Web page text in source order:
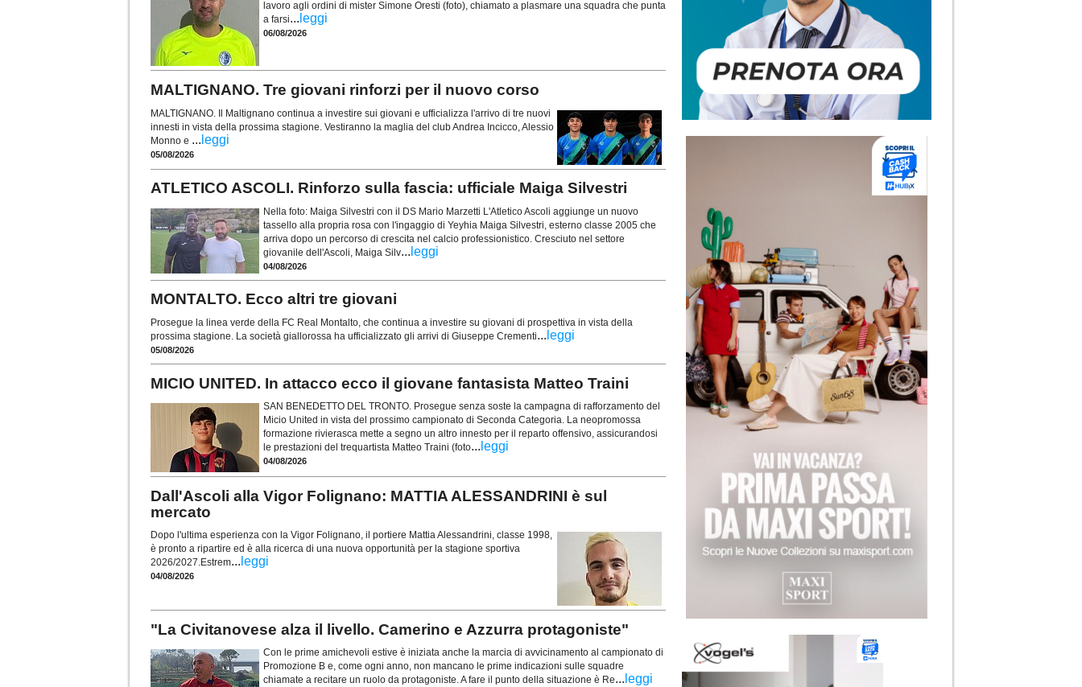
lavoro agli ordini di mister Simone Oresti (foto), chiamato a plasmare una squadra che punta
a farsi... leggi
06/08/2026
MALTIGNANO. Tre giovani rinforzi per il nuovo corso
MALTIGNANO. Il Maltignano continua a investire sui giovani e ufficializza l'arrivo di tre nuovi
innesti in vista della prossima stagione. Vestiranno la maglia del club Andrea Incicco, Alessio
Monno e ... leggi
05/08/2026
ATLETICO ASCOLI. Rinforzo sulla fascia: ufficiale Maiga Silvestri
Nella foto: Maiga Silvestri con il DS Mario Marzetti L'Atletico Ascoli aggiunge un nuovo
tassello alla propria rosa con l'ingaggio di Yeyhia Maiga Silvestri, esterno classe 2005 che
arriva dopo un percorso di crescita nel calcio professionistico. Cresciuto nel settore
giovanile dell'Ascoli, Maiga Silv... leggi
04/08/2026
MONTALTO. Ecco altri tre giovani
Prosegue la linea verde della FC Real Montalto, che continua a investire su giovani di prospettiva in vista della
prossima stagione. La società giallorossa ha ufficializzato gli arrivi di Giuseppe Crementi... leggi
05/08/2026
MICIO UNITED. In attacco ecco il giovane fantasista Matteo Traini
SAN BENEDETTO DEL TRONTO. Prosegue senza soste la campagna di rafforzamento del
Micio United in vista del prossimo campionato di Seconda Categoria. La neopromossa
formazione rivierasca mette a segno un altro innesto per il reparto offensivo, assicurandosi
le prestazioni del trequartista Matteo Traini (foto... leggi
04/08/2026
Dall'Ascoli alla Vigor Folignano: MATTIA ALESSANDRINI è sul
mercato
Dopo l'ultima esperienza con la Vigor Folignano, il portiere Mattia Alessandrini, classe 1998,
è pronto a ripartire ed è alla ricerca di una nuova opportunità per la stagione sportiva
2026/2027.Estrem... leggi
04/08/2026
"La Civitanovese alza il livello. Camerino e Azzurra protagoniste"
Con le prime amichevoli estive è iniziata anche la marcia di avvicinamento al campionato di
Promozione B e, come ogni anno, non mancano le prime indicazioni sulle squadre
chiamate a recitare un ruolo da protagoniste. A fare il punto della situazione è Re... leggi